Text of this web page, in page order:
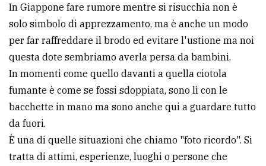
policy
Cookie
policy
In Giappone fare rumore mentre si risucchia non è
solo simbolo di apprezzamento, ma è anche un modo
per far raffreddare il brodo ed evitare l'ustione ma noi
questa dote sembriamo averla persa da bambini.
In momenti come quello davanti a quella ciotola
fumante è come se fossi sdoppiata, sono lì con le
bacchette in mano ma sono anche qui a guardare tutto
da fuori.
È una di quelle situazioni che chiamo "foto ricordo". Si
tratta di attimi, esperienze, luoghi o persone che